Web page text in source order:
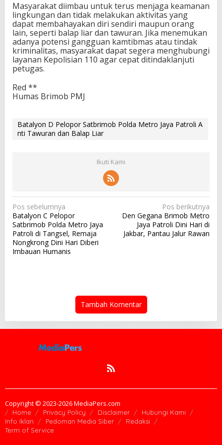
Masyarakat diimbau untuk terus menjaga keamanan
lingkungan dan tidak melakukan aktivitas yang
dapat membahayakan diri sendiri maupun orang
lain, seperti balap liar dan tawuran. Jika menemukan
adanya potensi gangguan kamtibmas atau tindak
kriminalitas, masyarakat dapat segera menghubungi
layanan Kepolisian 110 agar cepat ditindaklanjuti
petugas.
Red **
Humas Brimob PMJ
Batalyon D Pelopor Satbrimob Polda Metro Jaya Patroli A
nti Tawuran dan Balap Liar
Ikuti Kami
N
a
v
i
p
o
Pos sebelumnya
Batalyon C Pelopor
Satbrimob Polda Metro Jaya
Patroli di Tangsel, Remaja
Nongkrong Dini Hari Diberi
Imbauan Humanis
Pos berikutnya
Den Gegana Brimob Metro
Jaya Patroli Dini Hari di
Jakbar, Pantau Jalur Rawan
Tambah Komentar
Copyright © 2023-2026 MediaPers.com
Home Privacy Policy Disclaimer
Hubungi Kami
Info Iklan
Pedoman Media Siber
Redaksi
Term of Service